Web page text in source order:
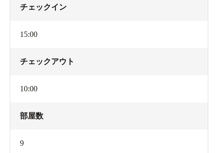
チェックイン
15:00
チェックアウト
10:00
部屋数
9